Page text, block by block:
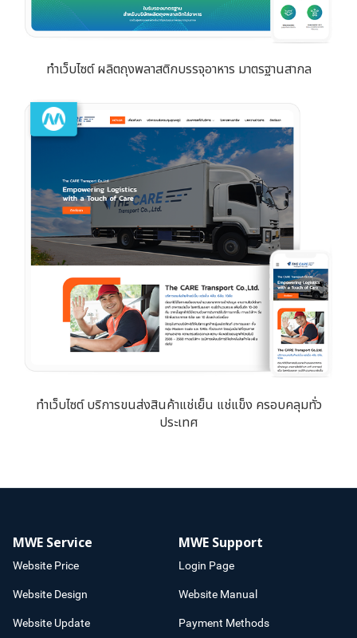
ทำเว็บไซต์ ผลิตถุงพลาสติกบรรจุอาหาร มาตรฐานสากล
ทำเว็บไซต์ บริการขนส่งสินค้าแช่เย็น แช่แข็ง ครอบคลุมทั่ว
ประเทศ
MWE Service
Website Price
Website Design
Website Update
MWE Support
Login Page
Website Manual
Payment Methods